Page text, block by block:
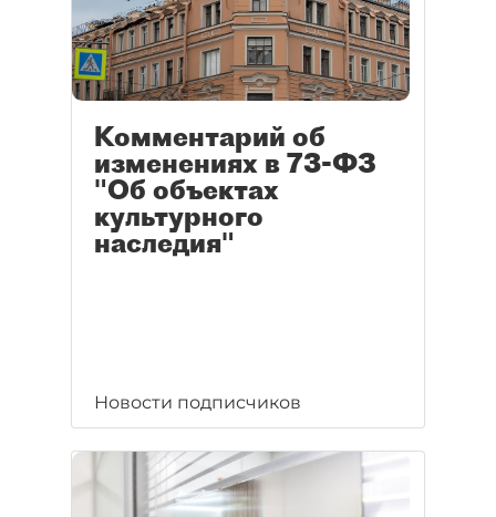
Комментарий об
изменениях в 73-ФЗ
"Об объектах
культурного
наследия"
Новости подписчиков